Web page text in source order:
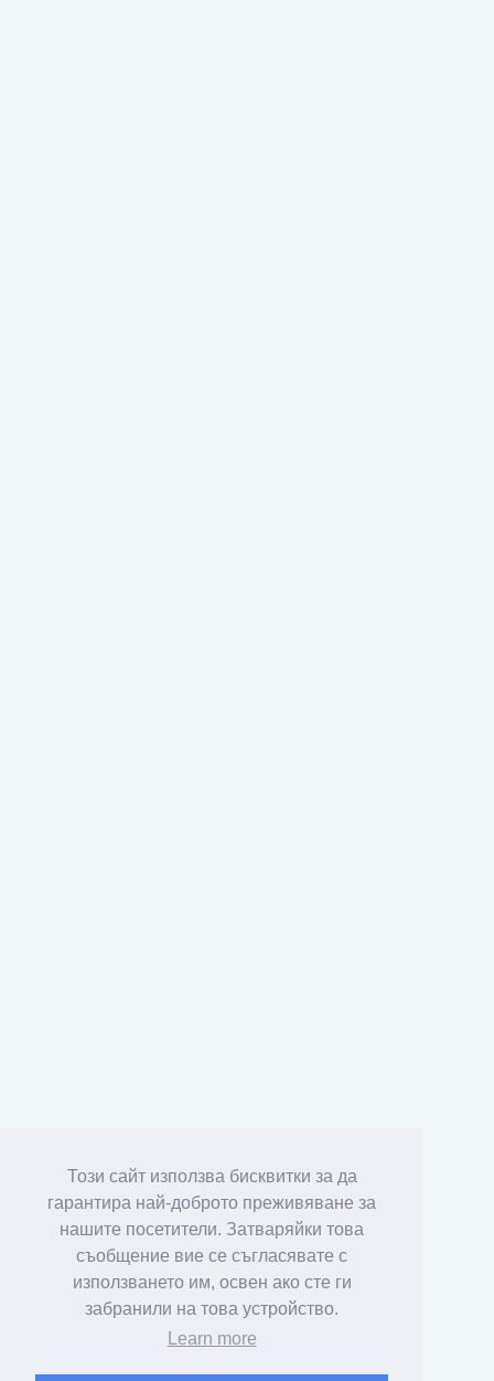
Този сайт използва бисквитки за да
гарантира най-доброто преживяване за
нашите посетители. Затваряйки това
съобщение вие се съгласявате с
използването им, освен ако сте ги
забранили на това устройство.
Learn more